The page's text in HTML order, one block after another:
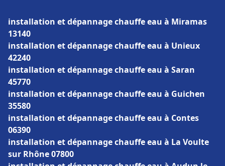
installation et dépannage chauffe eau à Miramas
13140
installation et dépannage chauffe eau à Unieux
42240
installation et dépannage chauffe eau à Saran
45770
installation et dépannage chauffe eau à Guichen
35580
installation et dépannage chauffe eau à Contes
06390
installation et dépannage chauffe eau à La Voulte
sur Rhône 07800